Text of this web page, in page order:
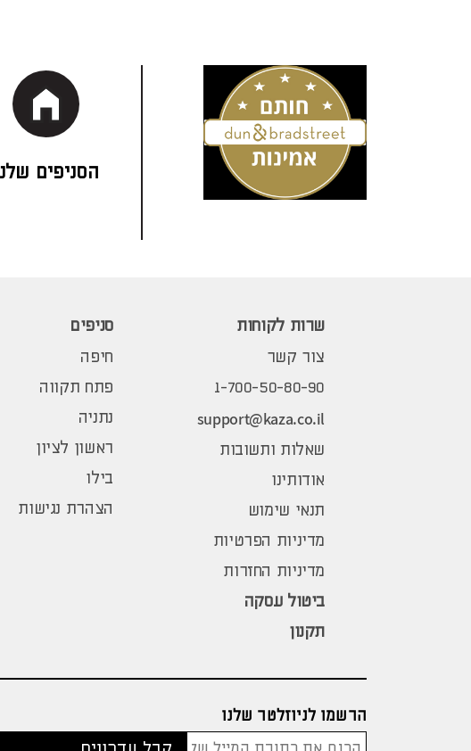
הסניפים
שרות לקוחות
צור קשר
1-700-50-80-90
support@kaza.co.il
שאלות ותשובות
אודותינו
תנאי שימוש
מדיניות הפרטיות
מדיניות החזרות
ביטול עסקה
תקנון
סניפים
חיפה
פתח תקווה
נתניה
ראשון לציון
בילו
הצהרת נגישות
הרשמו לניוזלטר שלנו